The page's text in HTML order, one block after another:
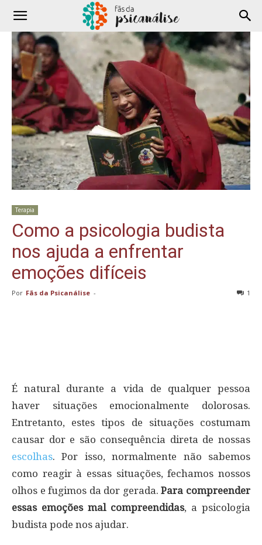
Terapia
Como a psicologia budista
nos ajuda a enfrentar
emoções difíceis
Por Fãs da Psicanálise - 1
É natural durante a vida de qualquer pessoa
haver situações emocionalmente dolorosas.
Entretanto, estes tipos de situações costumam
causar dor e são consequência direta de nossas
escolhas. Por isso, normalmente não sabemos
como reagir à essas situações, fechamos nossos
olhos e fugimos da dor gerada.Para compreender
essas emoções mal compreendidas, a psicologia
budista pode nos ajudar.